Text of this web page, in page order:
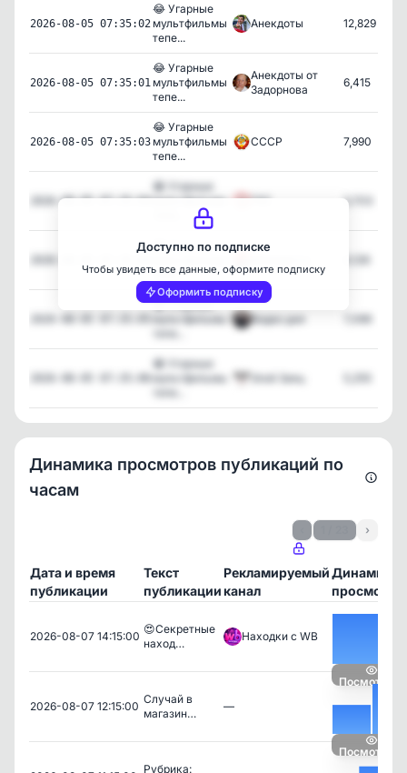
2026-08-05 07:35:02
😂 Угарные
мультфильмы
тепе...
Анекдоты 12,829
2026-08-05 07:35:01
😂 Угарные
мультфильмы
тепе...
Анекдоты от
Задорнова
6,415
2026-08-05 07:35:03
😂 Угарные
мультфильмы
тепе...
СССР 7,990
2026-08-05 07:35:04
😂 Угарные
мультфильмы
ГАЗ 3,703
😂 Угарные
тепе...
4,126
😂 Угарные
мультфильмы
Видео дня 7,089
😂 Угарные
мультфильмы
Злой Заяц
Доступно по подписке
Чтобы увидеть все данные, оформите подписку
Оформить подписку
Динамика просмотров публикаций по
часам
›
Дата и время
публикации
Текст
публикации
Рекламируемый
канал
Динамика
2026-08-07 14:15:00
😍Секретные
наход…
Находки с WB
Посмотреть
2026-08-07 12:15:00
Случай в
магазин…
—
Посмотреть
Рубрика: